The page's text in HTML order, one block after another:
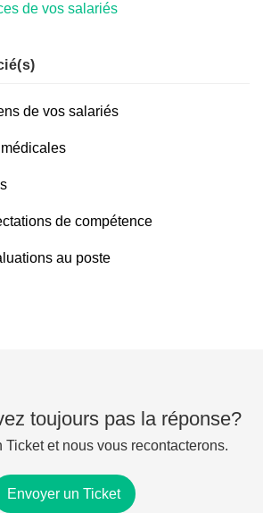
de vos salariés
de vos salariés
de compétence
au poste
toujours pas la réponse?
Ticket et nous vous recontacterons.
Envoyer un Ticket